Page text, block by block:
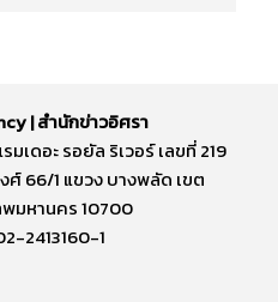
| สำนักข่าวอิศรา
มเดอะ รอยัล ริเวอร์ เลขที่ 219
66/1 แขวง บางพลัด เขต
มหานคร 10700
2413160-1